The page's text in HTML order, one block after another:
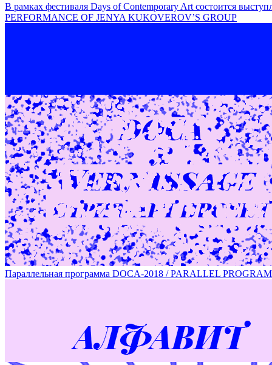
В рамках фестиваля Days of Contemporary Art состоится
PERFORMANCE OF JENYA KUKOVEROV’S GROUP
DOCA OPEN CALL – участники / PARTICIPANTS OF DOCA
Параллельная программа DOCA-2018 / PARALLEL